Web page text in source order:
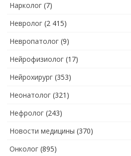
Нарколог (7)
Невролог (2 415)
Невропатолог (9)
Нейрофизиолог (17)
Нейрохирург (353)
Неонатолог (321)
Нефролог (243)
Новости медицины (370)
Онколог (895)